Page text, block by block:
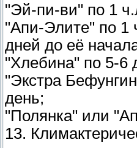
"Эй-пи-ви" по 1
"Апи-Элите" по 1
дней до её
"Хлебина" по 5-6
"Экстра
день;
"Полянка" или
13.